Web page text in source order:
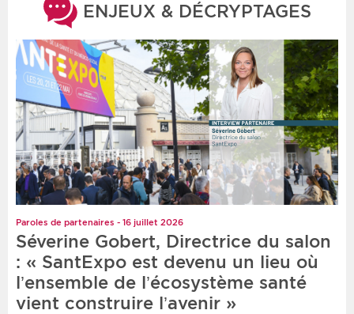
ENJEUX & DÉCRYPTAGES
Paroles de partenaires - 16 juillet 2026
Séverine Gobert, Directrice du salon
: « SantExpo est devenu un lieu où
l’ensemble de l’écosystème santé
vient construire l’avenir »